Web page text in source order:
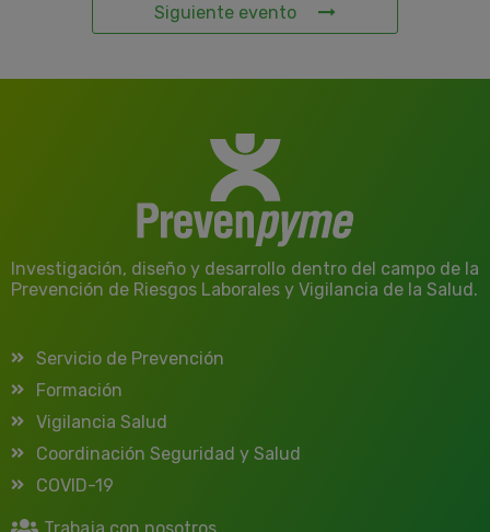
Siguiente evento
Investigación, diseño y desarrollo dentro del campo de la
Prevención de Riesgos Laborales y Vigilancia de la Salud.
Servicio de Prevención
Formación
Vigilancia Salud
Coordinación Seguridad y Salud
COVID-19